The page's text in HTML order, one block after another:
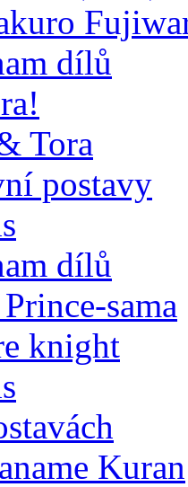
dílů
Tora
postavy
dílů
sama
knight
Kuran